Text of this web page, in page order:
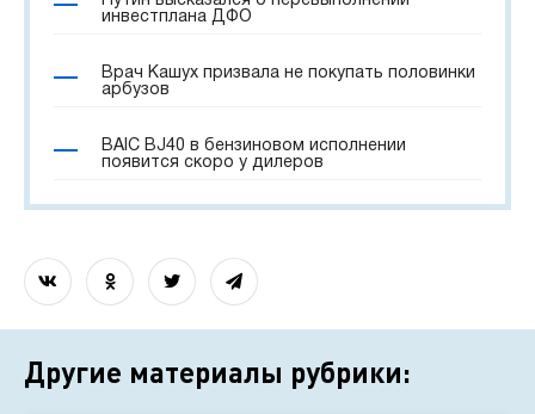
инвестплана ДФО
Врач Кашух призвала не покупать половинки
арбузов
BAIC BJ40 в бензиновом исполнении
появится скоро у дилеров
Другие материалы рубрики: